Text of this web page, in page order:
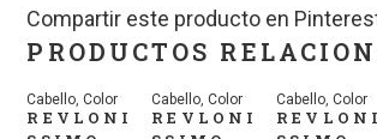
Compartir este producto en
PRODUCTOS
Cabello,Color
REVLONI
Cabello,Color
REVLONI
Cabello,Color
REVLONI